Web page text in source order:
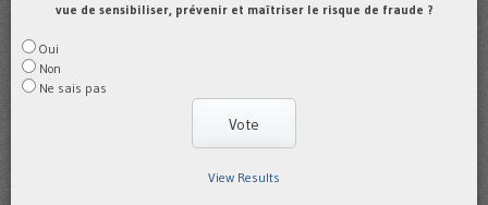
vue de sensibiliser, prévenir et maîtriser le risque de fraude ?
Oui
Non
Ne sais pas
View Results